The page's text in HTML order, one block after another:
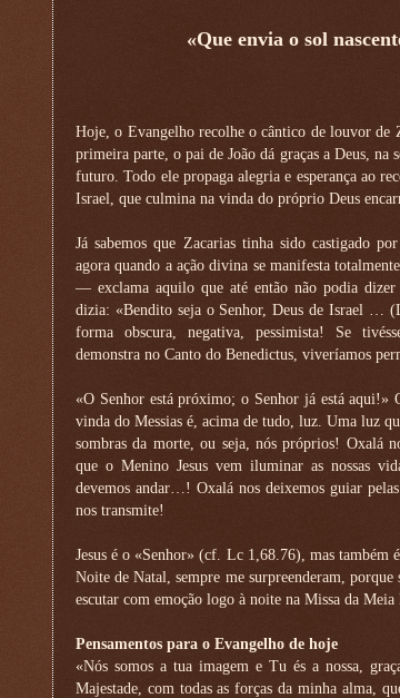
«Que envia o sol
Hoje, o Evangelho recolhe o cântico de louvor de
primeira parte, o pai de João dá graças a Deus, na
futuro. Todo ele propaga alegria e esperança ao
Israel, que culmina na vinda do próprio Deus
Já sabemos que Zacarias tinha sido castigado
agora quando a ação divina se manifesta
— exclama aquilo que até então não podia dizer
dizia: «Bendito seja o Senhor, Deus de Israel …
forma obscura, negativa, pessimista! Se
demonstra no Canto do Benedictus, viveríamos
«O Senhor está próximo; o Senhor já está aqui!»
vinda do Messias é, acima de tudo, luz. Uma luz
sombras da morte, ou seja, nós próprios! Oxalá
que o Menino Jesus vem iluminar as nossas
devemos andar…! Oxalá nos deixemos guiar
nos transmite!
Jesus é o «Senhor» (cf. Lc 1,68.76), mas também
Noite de Natal, sempre me surpreenderam, porque
escutar com emoção logo à noite na Missa da
Pensamentos para o Evangelho de hoje
«Nós somos a tua imagem e Tu és a nossa,
Majestade, com todas as forças da minha alma,